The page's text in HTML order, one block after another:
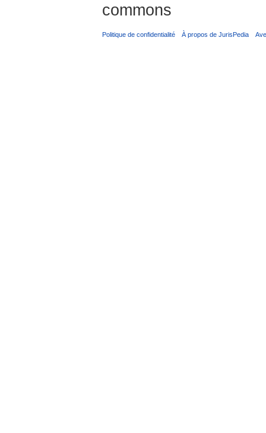
commons
Politique de confidentialité À propos de JurisPedia